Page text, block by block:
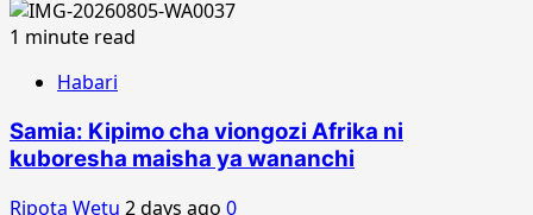
1 minute read
Habari
Samia: Kipimo cha viongozi Afrika ni
kuboresha maisha ya wananchi
Ripota Wetu 2 days ago 0